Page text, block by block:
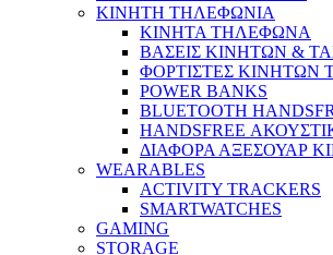
ΚΙΝΗΤΗ ΤΗΛΕΦΩΝΙΑ
ΚΙΝΗΤΑ ΤΗΛΕΦΩΝΑ
ΒΑΣΕΙΣ ΚΙΝΗΤΩΝ &
ΦΟΡΤΙΣΤΕΣ
POWER BANKS
BLUETOOTH
HANDSFREE
ΔΙΑΦΟΡΑ ΑΞΕΣΟΥΑΡ
WEARABLES
ACTIVITY TRACKERS
SMARTWATCHES
GAMING
STORAGE